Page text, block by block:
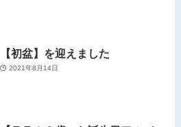
【初盆】を迎えました
2021年8月14日